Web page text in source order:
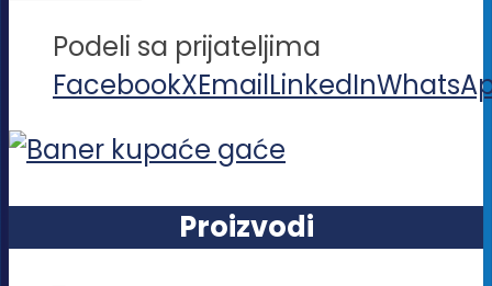
Podeli sa prijateljima
FacebookXEmailLinkedIn
Proizvodi